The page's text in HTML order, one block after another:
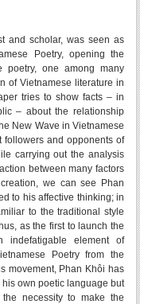
and scholar, was seen as
Poetry, opening the
poetry, one among many
of Vietnamese literature in
tries to show facts – in
– about the relationship
New Wave in Vietnamese
followers and opponents of
carrying out the analysis
between many factors
we can see Phan
to his affective thinking; in
to the traditional style
as the first to launch the
element of
Poetry from the
movement, Phan Khôi has
own poetic language but
necessity to make the